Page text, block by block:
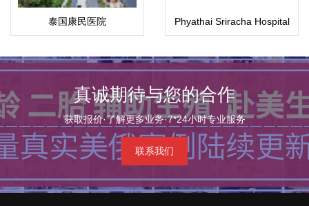
泰国康民医院
(Bumrungrad)
Phyathai Sriracha Hospital
医院
真诚期待与您的合作
获取报价·了解更多业务·7*24小时专业服务
联系我们